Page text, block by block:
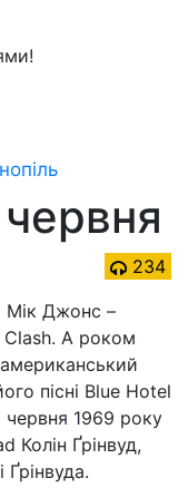
234
Мік Джонс –
Clash. А роком
американський
пісні Blue Hotel
червня 1969 року
Колін Ґрінвуд,